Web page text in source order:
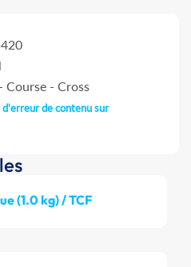
- Cross
d'erreur de contenu sur
(1.0 kg) / TCF